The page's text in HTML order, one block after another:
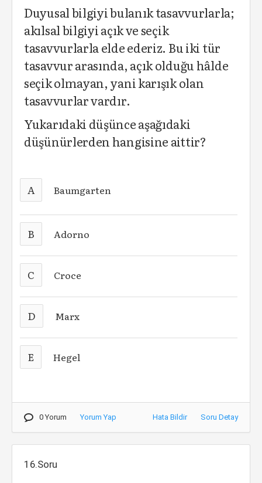
Duyusal bilgiyi bulanık tasavvurlarla;
akılsal bilgiyi açık ve seçik
tasavvurlarla elde ederiz. Bu iki tür
tasavvur arasında, açık olduğu hâlde
seçik olmayan, yani karışık olan
tasavvurlar vardır.
Yukarıdaki düşünce aşağıdaki
düşünürlerden hangisine aittir?
A Baumgarten
B Adorno
C Croce
D Marx
E Hegel
0 Yorum Yorum Yap Hata Bildir Soru Detay
16.Soru